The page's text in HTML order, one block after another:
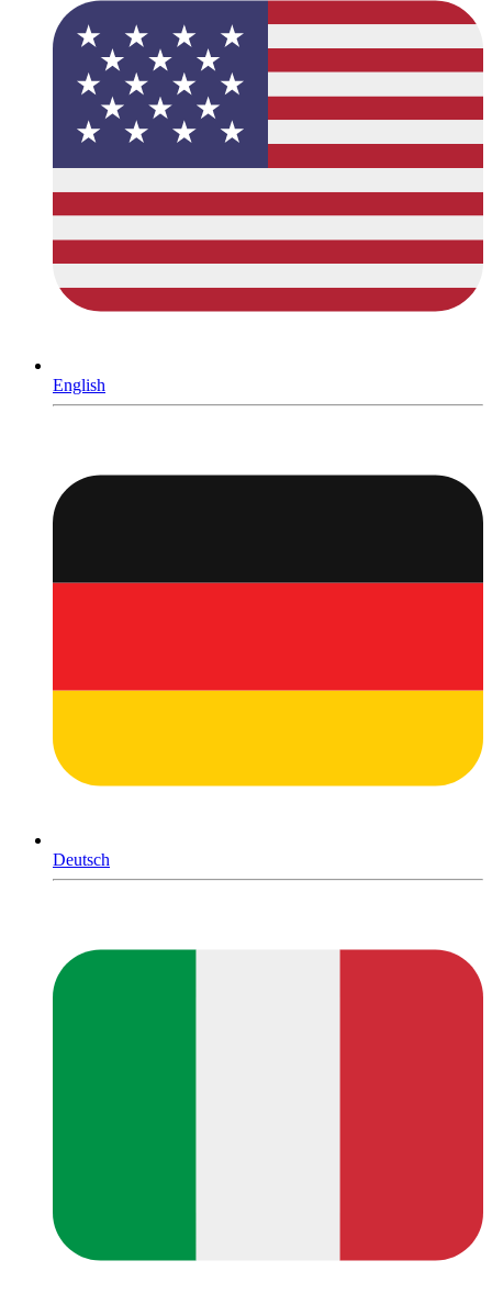
English
Deutsch